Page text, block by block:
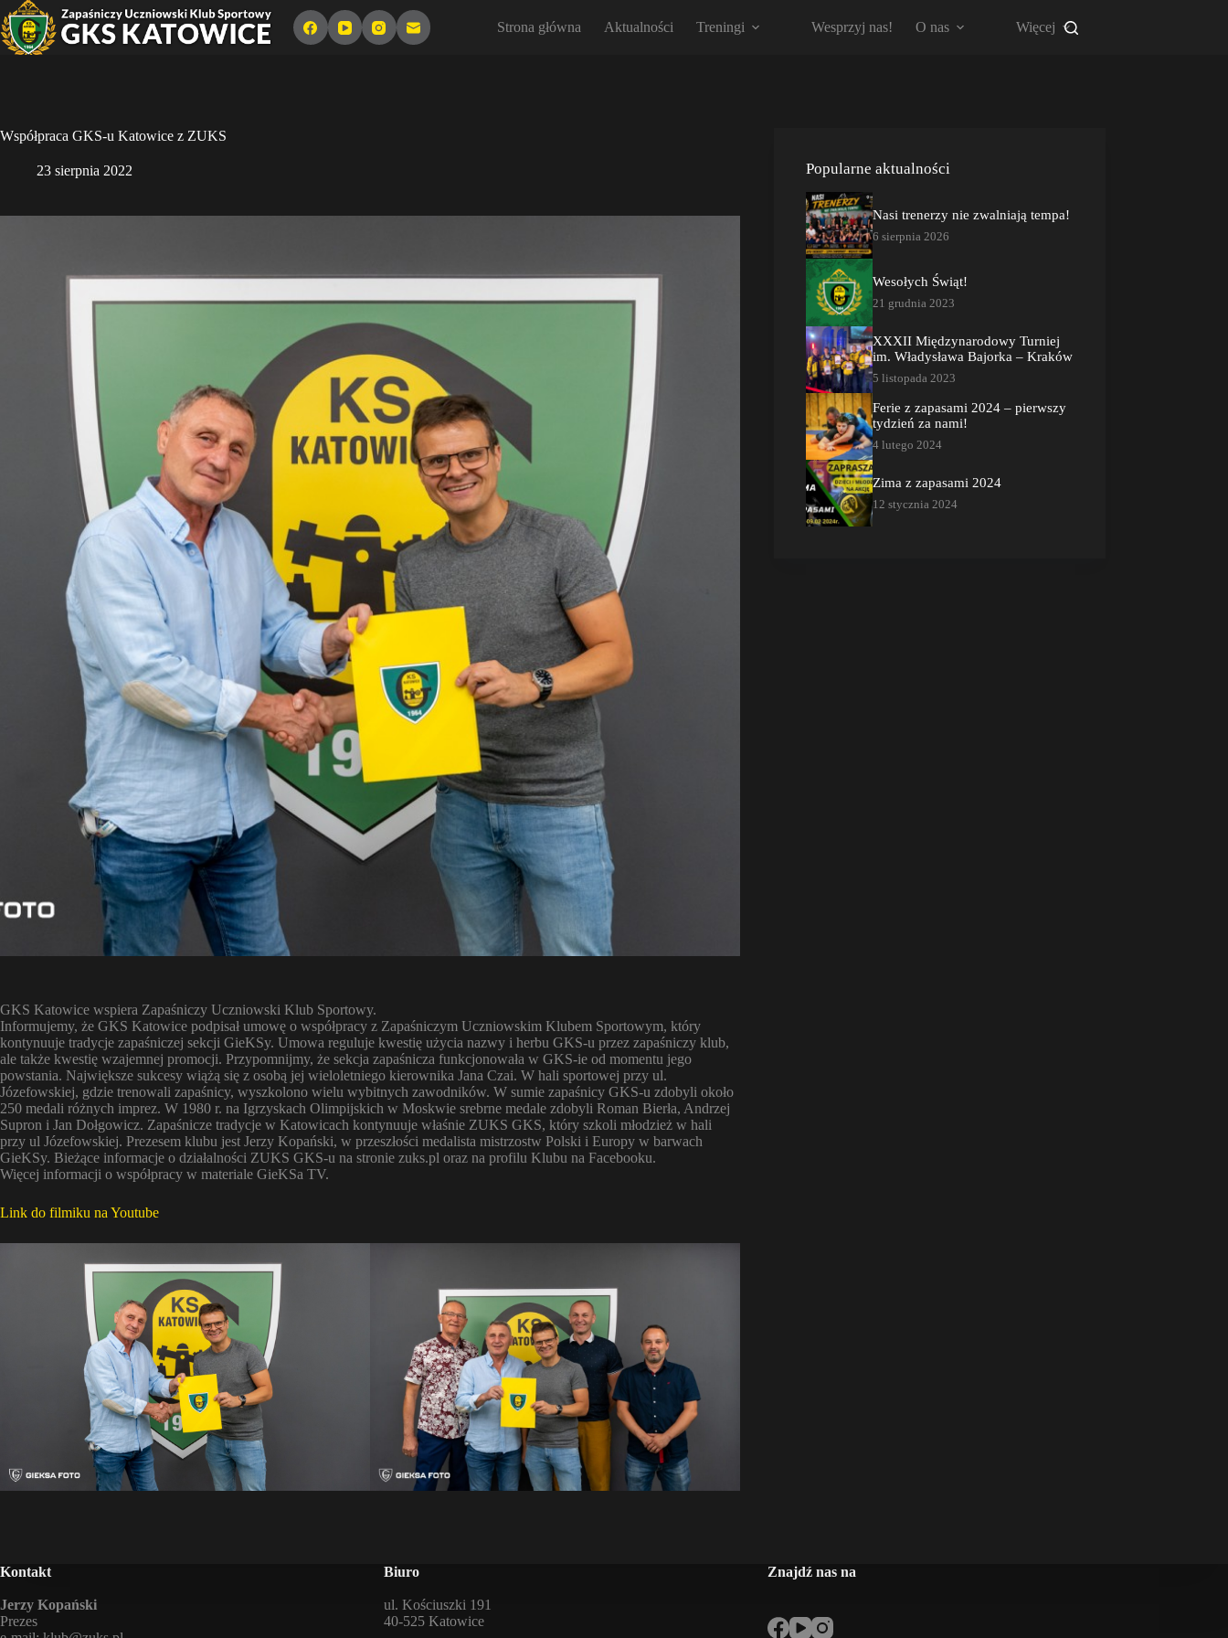
Przejdź
do
treści
Strona główna Aktualności Treningi Wesprzyj nas! O nas Więcej
Współpraca GKS-u Katowice z ZUKS
23 sierpnia 2022
GKS Katowice wspiera Zapaśniczy Uczniowski Klub Sportowy.
Informujemy, że GKS Katowice podpisał umowę o współpracy z Zapaśniczym Uczniowskim Klubem Sportowym, który
kontynuuje tradycje zapaśniczej sekcji GieKSy. Umowa reguluje kwestię użycia nazwy i herbu GKS-u przez zapaśniczy klub,
ale także kwestię wzajemnej promocji. Przypomnijmy, że sekcja zapaśnicza funkcjonowała w GKS-ie od momentu jego
powstania. Największe sukcesy wiążą się z osobą jej wieloletniego kierownika Jana Czai. W hali sportowej przy ul.
Józefowskiej, gdzie trenowali zapaśnicy, wyszkolono wielu wybitnych zawodników. W sumie zapaśnicy GKS-u zdobyli około
250 medali różnych imprez. W 1980 r. na Igrzyskach Olimpijskich w Moskwie srebrne medale zdobyli Roman Bierła, Andrzej
Supron i Jan Dołgowicz. Zapaśnicze tradycje w Katowicach kontynuuje właśnie ZUKS GKS, który szkoli młodzież w hali
przy ul Józefowskiej. Prezesem klubu jest Jerzy Kopański, w przeszłości medalista mistrzostw Polski i Europy w barwach
GieKSy. Bieżące informacje o działalności ZUKS GKS-u na stronie zuks.pl oraz na profilu Klubu na Facebooku.
Więcej informacji o współpracy w materiale GieKSa TV.
Link do filmiku na Youtube
Popularne aktualności
Nasi trenerzy nie zwalniają tempa!
6 sierpnia 2026
Wesołych Świąt!
21 grudnia 2023
XXXII Międzynarodowy Turniej
im. Władysława Bajorka – Kraków
5 listopada 2023
Ferie z zapasami 2024 – pierwszy
tydzień za nami!
4 lutego 2024
Zima z zapasami 2024
12 stycznia 2024
Kontakt
Jerzy Kopański
Prezes
Biuro
ul. Kościuszki 191
40-525 Katowice
Znajdź nas na